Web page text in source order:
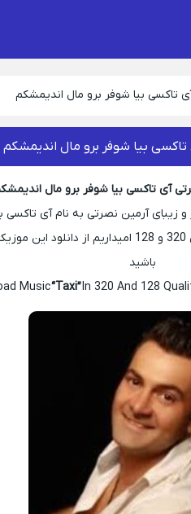
تاکسی بیا شوفر برو مال اندیمشکم
بیا شوفر برو مال اندیمشکم
آی تاکسی بیا شوفر برو مال
آرمین نصرتی به نام آی تاکسی
اندیمشکم با تکست و دو کیفیت اصلی 320 و 128 امیداریم
باشید
Music“Taxi”In 320 And 128